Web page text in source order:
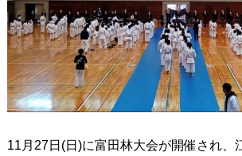
11月 27日 (日 )に富田林大会が開催され、